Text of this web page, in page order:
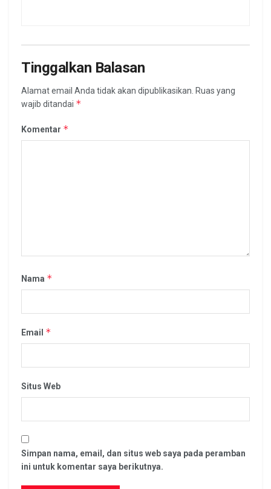
Tinggalkan Balasan
Alamat email Anda tidak akan dipublikasikan. Ruas yang
wajib ditandai *
Komentar *
Nama *
Email *
Situs Web
Simpan nama, email, dan situs web saya pada peramban
ini untuk komentar saya berikutnya.